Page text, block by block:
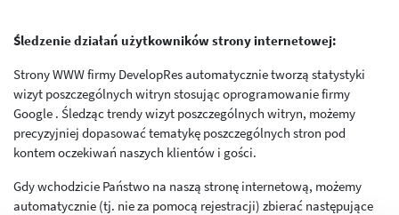
Śledzenie działań użytkowników strony internetowej:
Strony WWW firmy DevelopRes automatycznie tworzą statystyki
wizyt poszczególnych witryn stosując oprogramowanie firmy
Google . Śledząc trendy wizyt poszczególnych witryn, możemy
precyzyjniej dopasować tematykę poszczególnych stron pod
kontem oczekiwań naszych klientów i gości.
Gdy wchodzicie Państwo na naszą stronę internetową, możemy
automatycznie (tj. nie za pomocą rejestracji) zbierać następujące